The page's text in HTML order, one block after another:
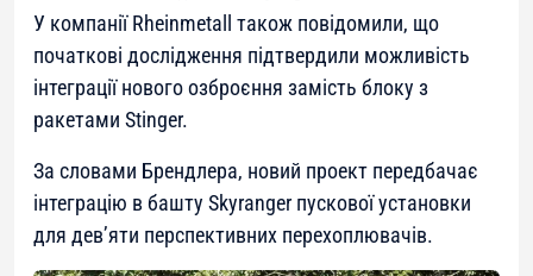
У компанії Rheinmetall також повідомили, що
початкові дослідження підтвердили можливість
інтеграції нового озброєння замість блоку з
ракетами Stinger.
За словами Брендлера, новий проект передбачає
інтеграцію в башту Skyranger пускової установки
для дев’яти перспективних перехоплювачів.